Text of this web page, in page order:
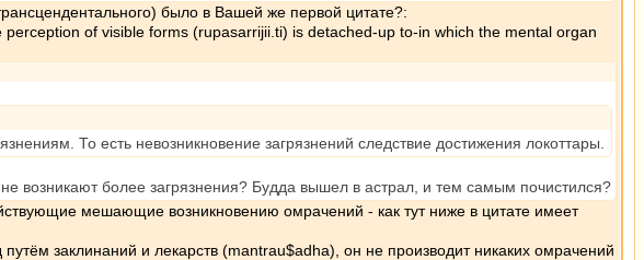
было в Вашей же первой цитате?:
of visible forms (rupasarrijii.ti) is detached-up to-in which the mental organ
То есть невозникновение загрязнений следствие достижения локоттары.
возникают более загрязнения? Будда вышел в астрал, и тем самым почистился?
мешающие возникновению омрачений - как тут ниже в цитате имеет
заклинаний и лекарств (mantrau$adha), он не производит никаких омрачений